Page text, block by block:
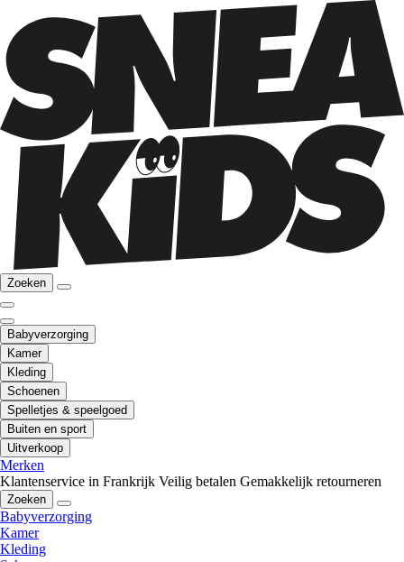
Zoeken
Babyverzorging
Kamer
Kleding
Schoenen
Spelletjes & speelgoed
Buiten en sport
Uitverkoop
Merken
Klantenservice in Frankrijk Veilig betalen Gemakkelijk retourneren
Zoeken
Babyverzorging
Kamer
Kleding